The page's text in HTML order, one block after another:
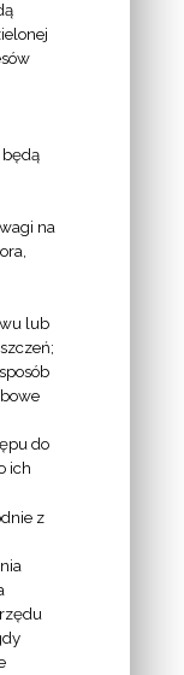
będą
na
lub
do
ich
z